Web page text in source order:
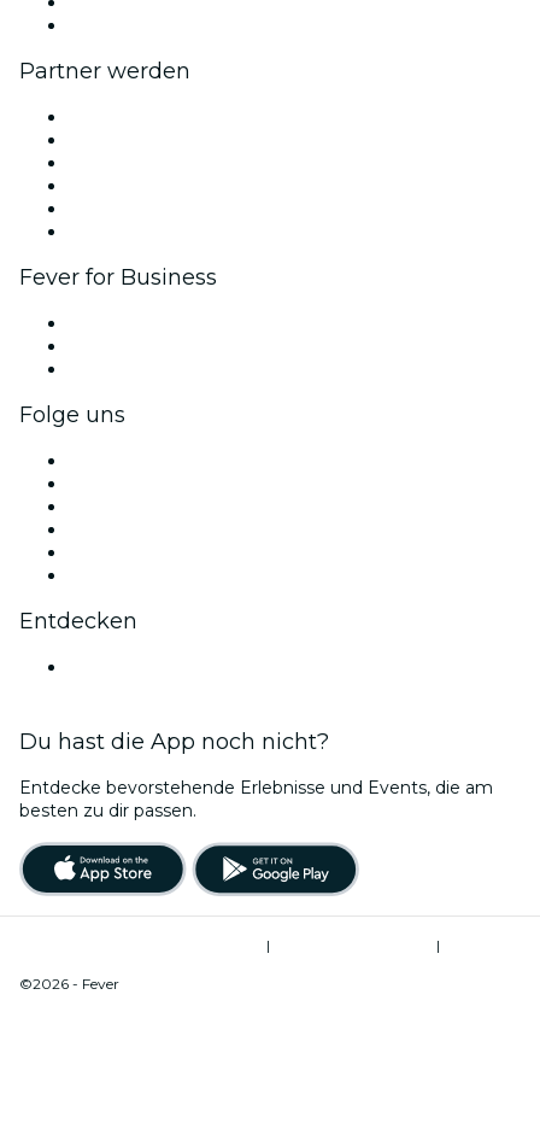
Partner werden
Fever for Business
Folge uns
Entdecken
Du hast die App noch nicht?
Entdecke bevorstehende Erlebnisse und Events, die am
besten zu dir passen.
|
|
©2026 - Fever